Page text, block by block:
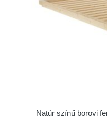
Natúr színű borovi